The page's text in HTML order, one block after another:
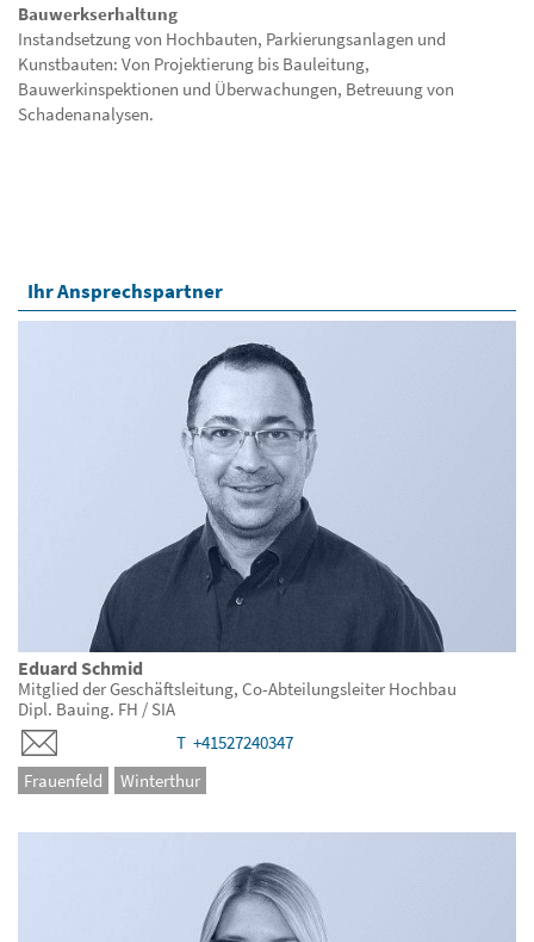
Bauwerkserhaltung
Instandsetzung von Hochbauten, Parkierungsanlagen und
Kunstbauten: Von Projektierung bis Bauleitung,
Bauwerkinspektionen und Überwachungen, Betreuung von
Schadenanalysen.
Ihr Ansprechspartner
Eduard Schmid
Mitglied der Geschäftsleitung, Co-Abteilungsleiter Hochbau
Dipl. Bauing. FH / SIA
T +41527240347
Frauenfeld
Winterthur